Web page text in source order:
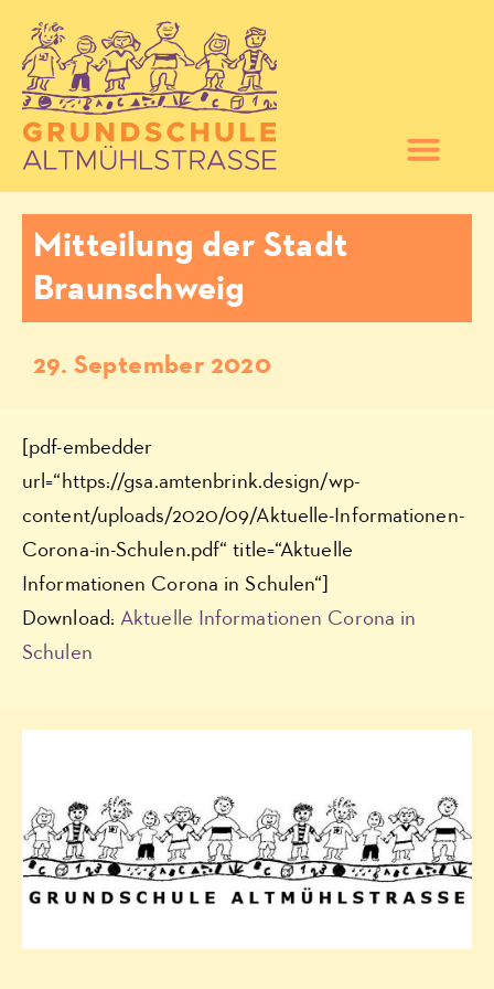
Mitteilung der Stadt
Braunschweig
29. September 2020
[pdf-embedder
url=“https://gsa.amtenbrink.design/wp-
content/uploads/2020/09/Aktuelle-Informationen-
Corona-in-Schulen.pdf“ title=“Aktuelle
Informationen Corona in Schulen“]
Download: Aktuelle Informationen Corona in
Schulen